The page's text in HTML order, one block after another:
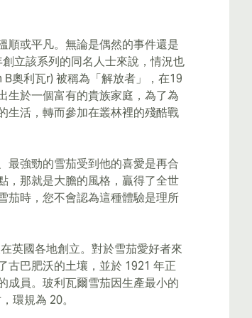
順或平凡。無論是偶然的事件還是
立該系列的同名人士來說，情況也
B奧利瓦r) 被稱為「解放者」，在19
生於一個富有的貴族家庭，為了為
生活，轉而參加在叢林裡的殘酷戰
最強勁的雪茄受到他的喜愛是再合
，那就是大膽的風格，贏得了全世
茄時，您不會認為這種體驗是理所
英國各地創立。對於雪茄愛好者來
古巴肥沃的土壤，並於 1921 年正
成員。玻利瓦爾雪茄因生產最小的
環規為 20。